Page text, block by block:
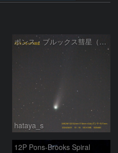
ポンス・ブルックス彗星（12P/Pons-Brooks）2024/04/01
hataya_s
12P Pons-Brooks Spiral